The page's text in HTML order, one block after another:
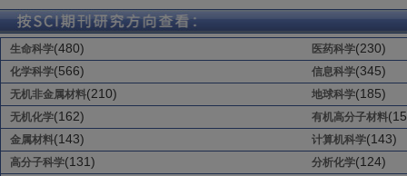
生命科学(480) 医药科学(230)
化学科学(566) 信息科学(345)
无机非金属材料(210) 地球科学(185)
无机化学(162) 有机高分子材料
金属材料(143) 计算机科学(143)
高分子科学(131) 分析化学(124)